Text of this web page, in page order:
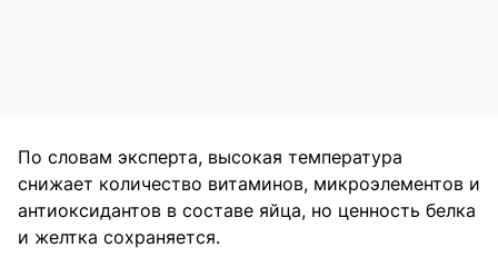
По словам эксперта, высокая температура
снижает количество витаминов, микроэлементов и
антиоксидантов в составе яйца, но ценность белка
и желтка сохраняется.